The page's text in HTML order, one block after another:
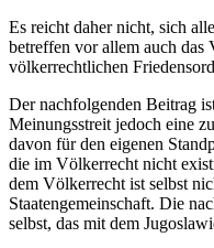
Es reicht daher nicht, sich
betreffen vor allem auch das
völkerrechtlichen
Der nachfolgenden Beitrag
Meinungsstreit jedoch eine
davon für den eigenen
die im Völkerrecht nicht
dem Völkerrecht ist selbst
Staatengemeinschaft. Die
selbst, das mit dem